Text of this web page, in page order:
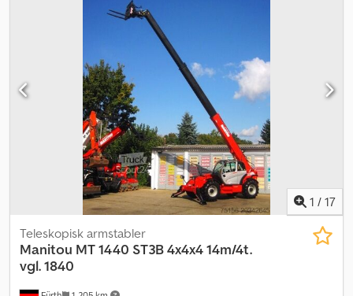
1 / 17
Teleskopisk armstabler
Manitou MT 1440 ST3B 4x4x4 14m/4t.
vgl. 1840